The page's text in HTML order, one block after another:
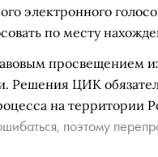
электронного
по месту
просвещением
Решения ЦИК
на территории
поэтому